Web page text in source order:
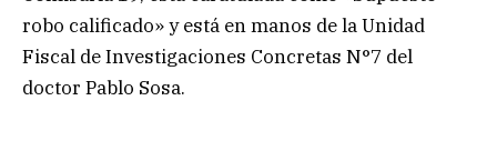
robo calificado» y está en manos de la Unidad
Fiscal de Investigaciones Concretas N°7 del
doctor Pablo Sosa.